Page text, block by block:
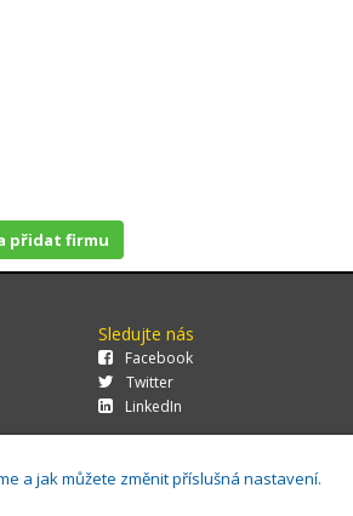
přidat firmu
Sledujte nás
Facebook
Twitter
LinkedIn
a jak můžete změnit příslušná nastavení.